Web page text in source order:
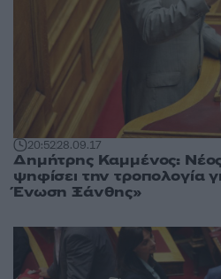
20:5228.09.17
Δημήτρης Καμμένος:
ψηφίσει την τροπολογία
Ένωση Ξάνθης»